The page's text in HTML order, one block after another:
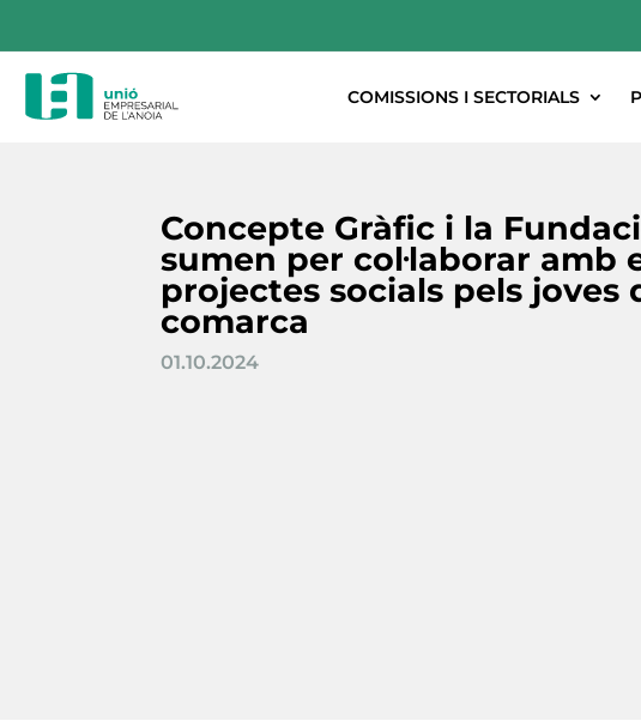
COMISSIONS I SECTORIALS
Concepte Gràfic i la
sumen per col·laborar amb
projectes socials pels joves
comarca
01.10.2024